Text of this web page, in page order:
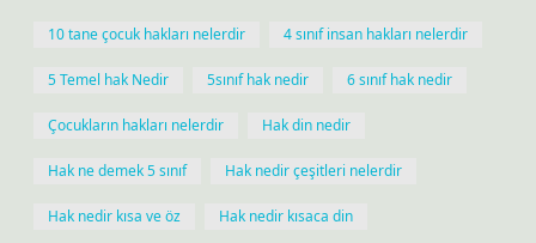
10 tane çocuk hakları nelerdir 4 sınıf insan hakları nelerdir
5 Temel hak Nedir 5sınıf hak nedir 6 sınıf hak nedir
Çocukların hakları nelerdir Hak din nedir
Hak ne demek 5 sınıf Hak nedir çeşitleri nelerdir
Hak nedir kısa ve öz Hak nedir kısaca din